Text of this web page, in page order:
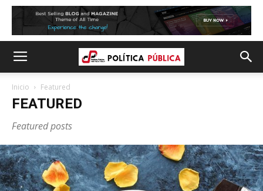
Inicio Featured
FEATURED
Featured posts